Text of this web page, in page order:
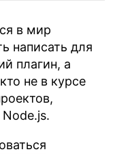
в мир
написать для
плагин, а
не в курсе